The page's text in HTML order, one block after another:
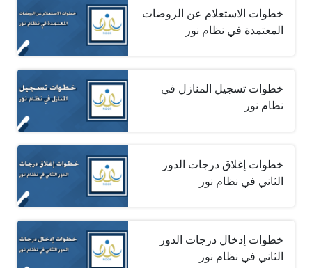
خطوات الاستعلام عن الروضات
المعتمدة في نظام نور
خطوات تسجيل المنازل في
نظام نور
خطوات إغلاق درجات الدور
الثاني في نظام نور
خطوات إدخال درجات الدور
الثاني في نظام نور